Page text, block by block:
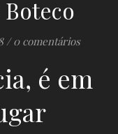
/ 0 comentários
é em